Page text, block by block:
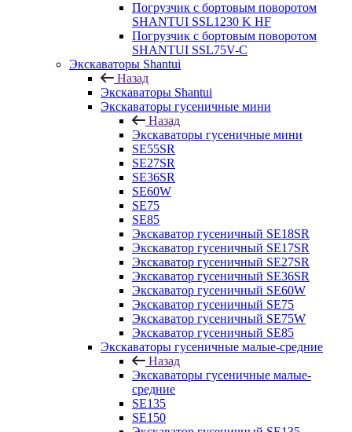
Погрузчик с бортовым поворотом
SHANTUI SSL1230 K HF
Погрузчик с бортовым поворотом
SHANTUI SSL75V-C
Экскаваторы Shantui
Назад
Экскаваторы Shantui
Экскаваторы гусеничные мини
Назад
Экскаваторы гусеничные мини
SE55SR
SE27SR
SE36SR
SE60W
SE75
SE85
Экскаватор гусеничный SE18SR
Экскаватор гусеничный SE17SR
Экскаватор гусеничный SE27SR
Экскаватор гусеничный SE36SR
Экскаватор гусеничный SE60W
Экскаватор гусеничный SE75
Экскаватор гусеничный SE75W
Экскаватор гусеничный SE85
Экскаваторы гусеничные малые-средние
Назад
Экскаваторы гусеничные малые-
средние
SE135
SE150